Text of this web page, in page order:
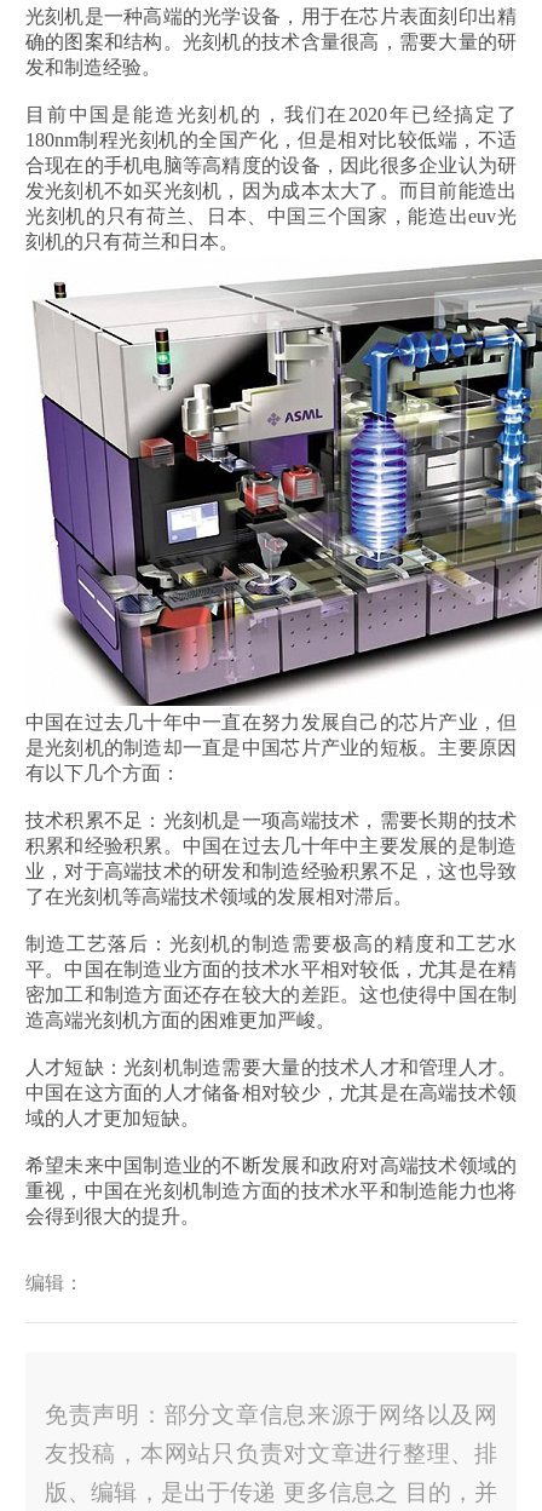
光刻机是一种高端的光学设备，用于在芯片表面刻印出精
确的图案和结构。光刻机的技术含量很高，需要大量的研
发和制造经验。
目前中国是能造光刻机的，我们在2020年已经搞定了
180nm制程光刻机的全国产化，但是相对比较低端，不适
合现在的手机电脑等高精度的设备，因此很多企业认为研
发光刻机不如买光刻机，因为成本太大了。而目前能造出
光刻机的只有荷兰、日本、中国三个国家，能造出euv光
刻机的只有荷兰和日本。
中国在过去几十年中一直在努力发展自己的芯片产业，但
是光刻机的制造却一直是中国芯片产业的短板。主要原因
有以下几个方面：
技术积累不足：光刻机是一项高端技术，需要长期的技术
积累和经验积累。中国在过去几十年中主要发展的是制造
业，对于高端技术的研发和制造经验积累不足，这也导致
了在光刻机等高端技术领域的发展相对滞后。
制造工艺落后：光刻机的制造需要极高的精度和工艺水
平。中国在制造业方面的技术水平相对较低，尤其是在精
密加工和制造方面还存在较大的差距。这也使得中国在制
造高端光刻机方面的困难更加严峻。
人才短缺：光刻机制造需要大量的技术人才和管理人才。
中国在这方面的人才储备相对较少，尤其是在高端技术领
域的人才更加短缺。
希望未来中国制造业的不断发展和政府对高端技术领域的
重视，中国在光刻机制造方面的技术水平和制造能力也将
会得到很大的提升。
编辑：
免责声明：部分文章信息来源于网络以及网
友投稿，本网站只负责对文章进行整理、排
版、编辑，是出于传递 更多信息之 目的，并